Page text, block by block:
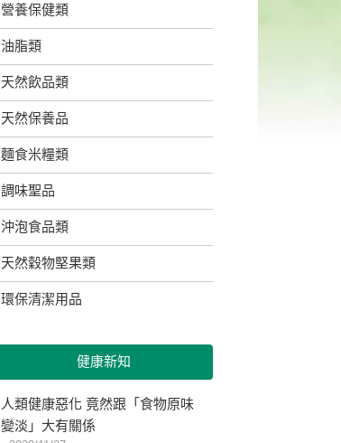
營養保健類
油脂類
天然飲品類
天然保養品
麵食米糧類
調味聖品
沖泡食品類
天然穀物堅果類
環保清潔用品
健康新知
人類健康惡化 竟然跟「食物原味
變淡」大有關係